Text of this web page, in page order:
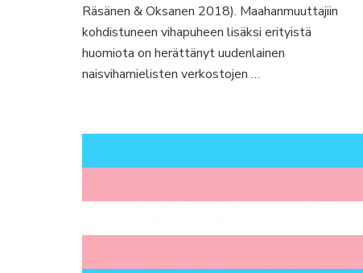
Räsänen & Oksanen 2018). Maahanmuuttajiin
kohdistuneen vihapuheen lisäksi erityistä
huomiota on herättänyt uudenlainen
naisvihamielisten verkostojen …